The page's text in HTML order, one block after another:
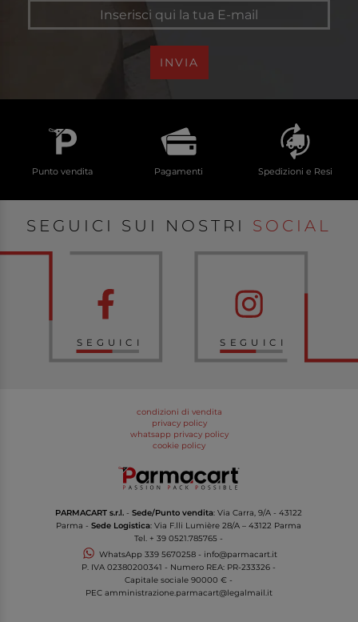
INVIA
Punto vendita Pagamenti Spedizioni e Resi
SEGUICI SUI NOSTRI SOCIAL
SEGUICI SEGUICI
condizioni di vendita
privacy policy
whatsapp privacy policy
cookie policy
PARMACART s.r.l. -Sede/Punto vendita: Via Carra, 9/A - 43122
Parma -Sede Logistica: Via F.lli Lumière 28/A – 43122 Parma
Tel. + 39 0521.785765 -
WhatsApp 339 5670258- info@parmacart.it
P. IVA02380200341 - Numero REA: PR-233326 -
Capitale sociale 90000 € -
PEC amministrazione.parmacart@legalmail.it